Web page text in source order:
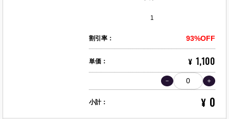
1
割引率： 93%OFF
単価： ¥ 1,100
小計： ¥ 0